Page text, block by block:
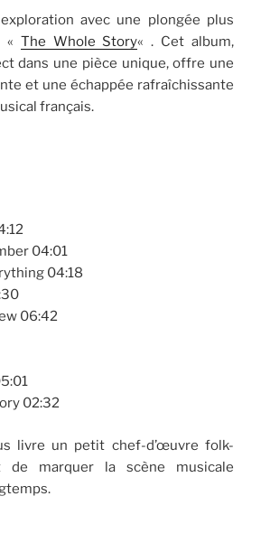
avec une plongée plus
« The Whole Story« . Cet album,
dans une pièce unique, offre une
et une échappée rafraîchissante
français.
04:01
04:18
06:42
02:32
livre un petit chef-d’œuvre folk-
de marquer la scène musicale